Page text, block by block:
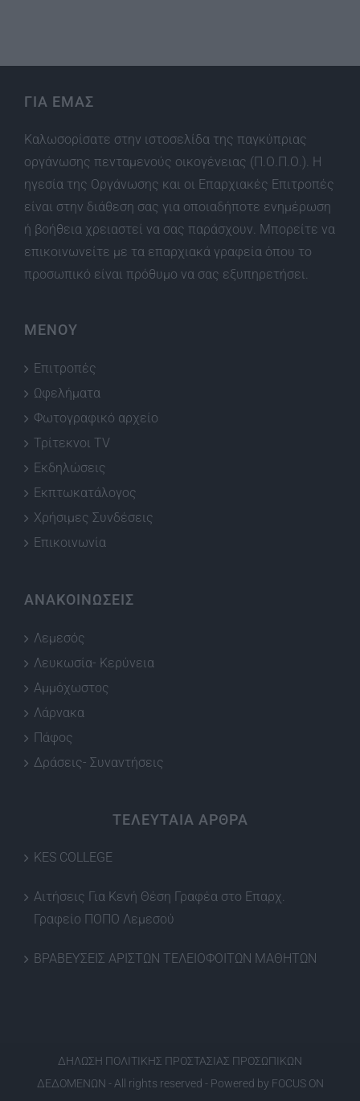
ΓΙΑ ΕΜΑΣ
Καλωσορίσατε στην ιστοσελίδα της παγκύπριας
οργάνωσης πενταμενούς οικογένειας (Π.Ο.Π.Ο.). Η
ηγεσία της Οργάνωσης και οι Επαρχιακές Επιτροπές
είναι στην διάθεση σας για οποιαδήποτε ενημέρωση
ή βοήθεια χρειαστεί να σας παράσχουν. Μπορείτε να
επικοινωνείτε με τα επαρχιακά γραφεία όπου το
προσωπικό είναι πρόθυμο να σας εξυπηρετήσει.
ΜΕΝΟΥ
Επιτροπές
Ωφελήματα
Φωτογραφικό αρχείο
Τρίτεκνοι TV
Εκδηλώσεις
Εκπτωκατάλογος
Χρήσιμες Συνδέσεις
Επικοινωνία
ΑΝΑΚΟΙΝΩΣΕΙΣ
Λεμεσός
Λευκωσία- Κερύνεια
Αμμόχωστος
Λάρνακα
Πάφος
Δράσεις- Συναντήσεις
ΤΕΛΕΥΤΑΙΑ ΑΡΘΡΑ
KES COLLEGE
Αιτήσεις Για Κενή Θέση Γραφέα στο Επαρχ.
Γραφείο ΠΟΠΟ Λεμεσού
ΒΡΑΒΕΥΣΕΙΣ ΑΡΙΣΤΩΝ ΤΕΛΕΙΟΦΟΙΤΩΝ ΜΑΘΗΤΩΝ
ΔΗΛΩΣΗ ΠΟΛΙΤΙΚΗΣ ΠΡΟΣΤΑΣΙΑΣ ΠΡΟΣΩΠΙΚΩΝ
ΔΕΔΟΜΕΝΩΝ - All rights reserved - Powered by FOCUS ON